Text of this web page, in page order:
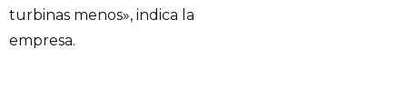
turbinas menos», indica la
empresa.